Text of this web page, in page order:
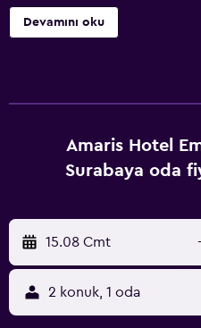
birinde özel banyo yer alan
odalar mevcuttur. Tesis
Endonezce konuşan
konuklara yardımcı olmaya
Juanda Uluslararası
Devamını oku
Amaris Hotel
Surabaya oda
15.08 Cmt -
2 konuk, 1 oda